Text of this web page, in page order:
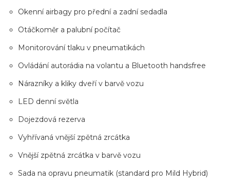
Okenní airbagy pro přední a zadní sedadla
Otáčkoměr a palubní počítač
Monitorování tlaku v pneumatikách
Ovládání autorádia na volantu a Bluetooth handsfree
Nárazníky a kliky dveří v barvě vozu
LED denní světla
Dojezdová rezerva
Vyhřívaná vnější zpětná zrcátka
Vnější zpětná zrcátka v barvě vozu
Sada na opravu pneumatik (standard pro Mild Hybrid)